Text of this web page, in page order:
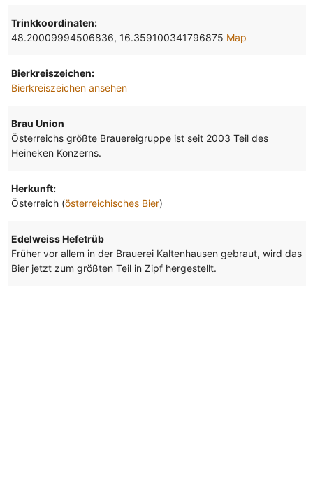
Trinkkoordinaten:
48.20009994506836, 16.359100341796875 Map
Bierkreiszeichen:
Bierkreiszeichen ansehen
Brau Union
Österreichs größte Brauereigruppe ist seit 2003 Teil des
Heineken Konzerns.
Herkunft:
Österreich (österreichisches Bier)
Edelweiss Hefetrüb
Früher vor allem in der Brauerei Kaltenhausen gebraut, wird das
Bier jetzt zum größten Teil in Zipf hergestellt.